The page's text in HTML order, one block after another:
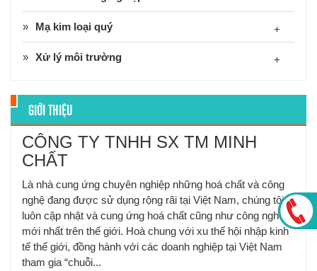
Mạ kim loại quý +
Xử lý môi trường +
GIỚI THIỆU
CÔNG TY TNHH SX TM MINH
CHẤT
Là nhà cung ứng chuyên nghiệp những hoá chất và công
nghệ đang được sử dụng rộng rãi tại Việt Nam, chúng tôi
luôn cập nhật và cung ứng hoá chất cũng như công nghệ
mới nhất trên thế giới. Hoà chung với xu thế hội nhập kinh
tế thế giới, đồng hành với các doanh nghiệp tại Việt Nam
tham gia “chuỗi...